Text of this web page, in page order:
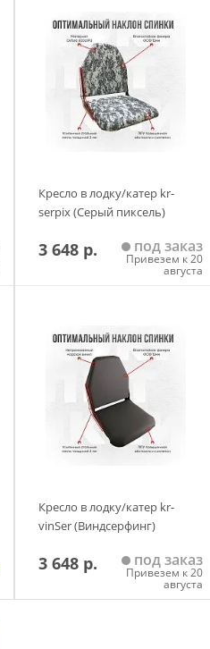
Кресло в лодку/катер kr-
serpix (Серый пиксель)
3 648 р. под заказ
Привезем к 20
августа
Кресло в лодку/катер kr-
vinSer (Виндсерфинг)
3 648 р. под заказ
Привезем к 20
августа